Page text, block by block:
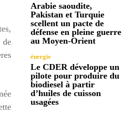
Arabie saoudite,
Pakistan et Turquie
scellent un pacte de
défense en pleine guerre
au Moyen-Orient
énergie
Le CDER développe un
pilote pour produire du
biodiesel à partir
d’huiles de cuisson
usagées